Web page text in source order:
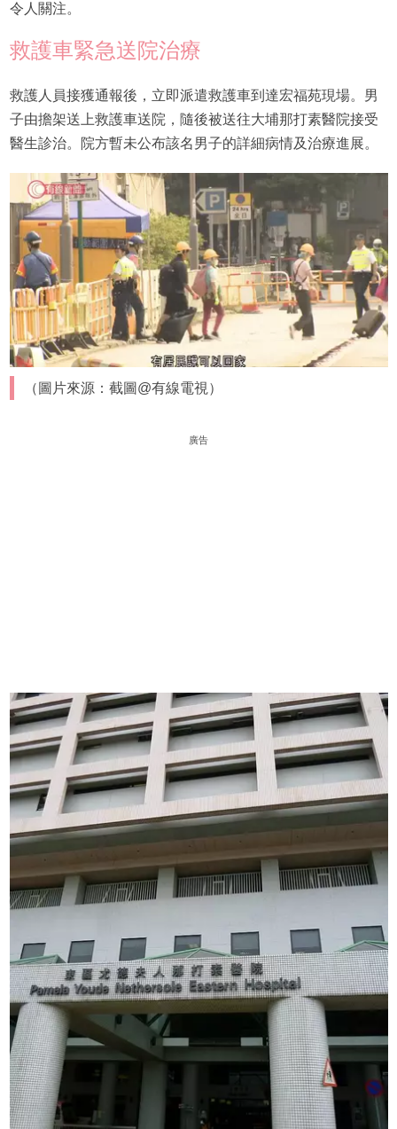
令人關注。
救護車緊急送院治療
救護人員接獲通報後，立即派遣救護車到達宏福苑現場。男
子由擔架送上救護車送院，隨後被送往大埔那打素醫院接受
醫生診治。院方暫未公布該名男子的詳細病情及治療進展。
（圖片來源：截圖@有線電視）
廣告